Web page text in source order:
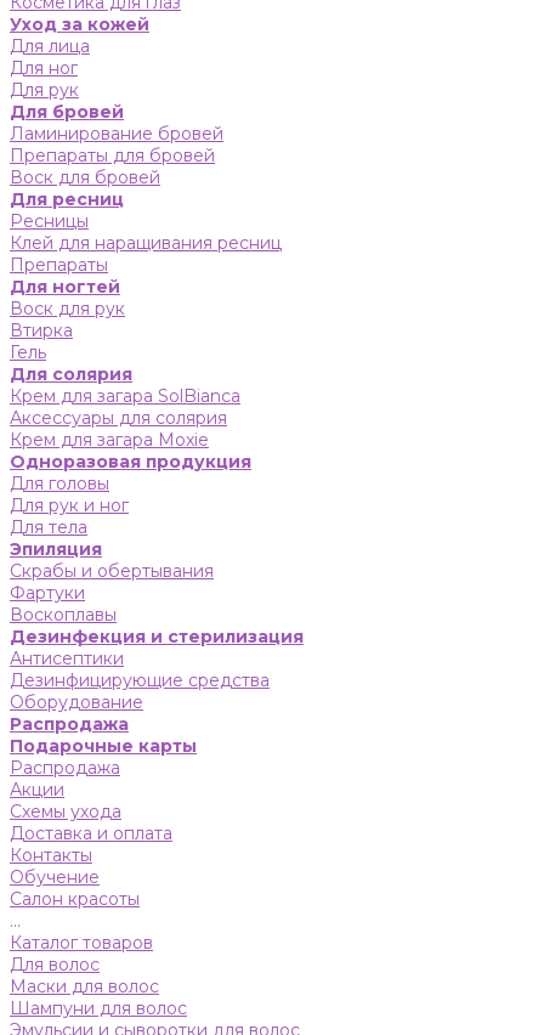
Уход за кожей
Для лица
Для ног
Для рук
Для бровей
Ламинирование бровей
Препараты для бровей
Воск для бровей
Для ресниц
Ресницы
Клей для наращивания ресниц
Препараты
Для ногтей
Воск для рук
Втирка
Гель
Для солярия
Крем для загара SolBianca
Аксессуары для солярия
Крем для загара Moxie
Одноразовая продукция
Для головы
Для рук и ног
Для тела
Эпиляция
Скрабы и обертывания
Фартуки
Воскоплавы
Дезинфекция и стерилизация
Антисептики
Дезинфицирующие средства
Оборудование
Распродажа
Подарочные карты
Распродажа
Акции
Схемы ухода
Доставка и оплата
Контакты
Обучение
Салон красоты
...
Каталог товаров
Для волос
Маски для волос
Шампуни для волос
Эмульсии и сыворотки для волос